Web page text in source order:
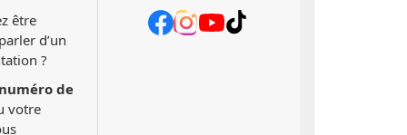
être
d’un
?
numéro de
votre